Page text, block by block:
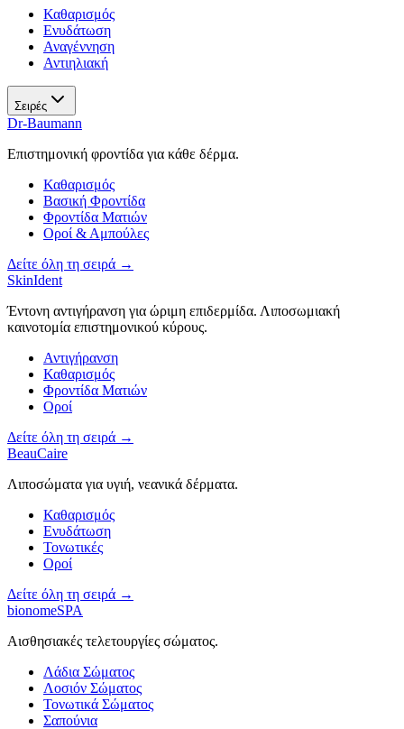
Καθαρισμός
Ενυδάτωση
Αναγέννηση
Αντιηλιακή
Σειρές
Dr-Baumann
Επιστημονική φροντίδα για κάθε δέρμα.
Καθαρισμός
Βασική Φροντίδα
Φροντίδα Ματιών
Οροί & Αμπούλες
Δείτε όλη τη σειρά →
SkinIdent
Έντονη αντιγήρανση για ώριμη επιδερμίδα. Λιποσωμιακή
καινοτομία επιστημονικού κύρους.
Αντιγήρανση
Καθαρισμός
Φροντίδα Ματιών
Οροί
Δείτε όλη τη σειρά →
BeauCaire
Λιποσώματα για υγιή, νεανικά δέρματα.
Καθαρισμός
Ενυδάτωση
Τονωτικές
Οροί
Δείτε όλη τη σειρά →
bionomeSPA
Αισθησιακές τελετουργίες σώματος.
Λάδια Σώματος
Λοσιόν Σώματος
Τονωτικά Σώματος
Σαπούνια